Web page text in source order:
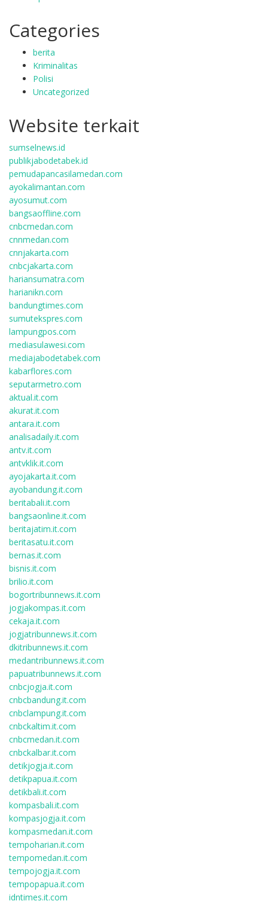
Categories
berita
Kriminalitas
Polisi
Uncategorized
Website terkait
sumselnews.id
publikjabodetabek.id
pemudapancasilamedan.com
ayokalimantan.com
ayosumut.com
bangsaoffline.com
cnbcmedan.com
cnnmedan.com
cnnjakarta.com
cnbcjakarta.com
hariansumatra.com
harianikn.com
bandungtimes.com
sumutekspres.com
lampungpos.com
mediasulawesi.com
mediajabodetabek.com
kabarflores.com
seputarmetro.com
aktual.it.com
akurat.it.com
antara.it.com
analisadaily.it.com
antv.it.com
antvklik.it.com
ayojakarta.it.com
ayobandung.it.com
beritabali.it.com
bangsaonline.it.com
beritajatim.it.com
beritasatu.it.com
bernas.it.com
bisnis.it.com
brilio.it.com
bogortribunnews.it.com
jogjakompas.it.com
cekaja.it.com
jogjatribunnews.it.com
dkitribunnews.it.com
medantribunnews.it.com
papuatribunnews.it.com
cnbcjogja.it.com
cnbcbandung.it.com
cnbclampung.it.com
cnbckaltim.it.com
cnbcmedan.it.com
cnbckalbar.it.com
detikjogja.it.com
detikpapua.it.com
detikbali.it.com
kompasbali.it.com
kompasjogja.it.com
kompasmedan.it.com
tempoharian.it.com
tempomedan.it.com
tempojogja.it.com
tempopapua.it.com
idntimes.it.com